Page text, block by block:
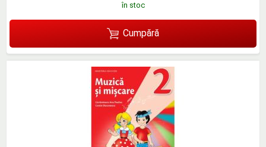
în stoc
Cumpără